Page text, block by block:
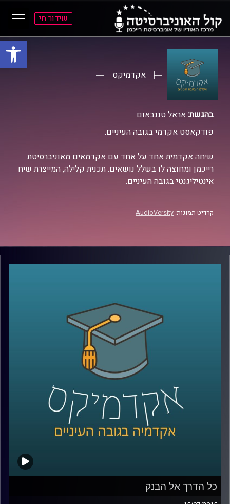
פתח
שידור חי
אקדמיקס
בהגשת:אראל טננבאום
פודקאסט אקדמי בגובה העיניים.
שיחה אקדמית אחד על אחד עם אקדמאים מאוניברסיטת
רייכמן ומחוצה לו בשלל נושאים. תכנית קלילה, המייצרת שיח
אינטיליגנטי בגובה העיניים.
קרדיט תמונות: AudioVersity
כל הדרך אל הבנק